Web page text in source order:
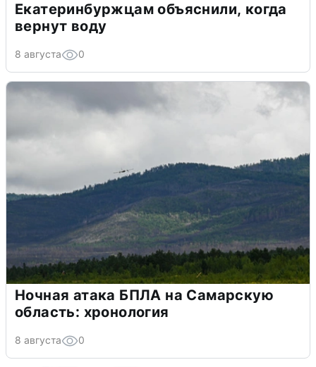
Екатеринбуржцам объяснили, когда
вернут воду
8 августа 0
Ночная атака БПЛА на Самарскую
область: хронология
8 августа 0